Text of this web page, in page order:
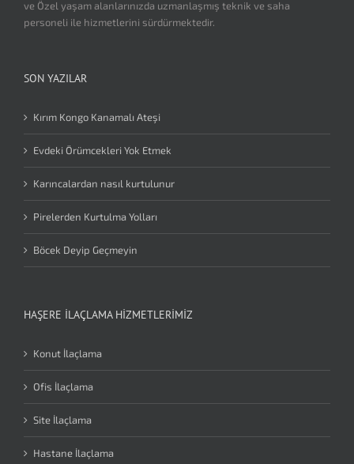
ve Özel yaşam alanlarınızda uzmanlaşmış teknik ve saha
personeli ile hizmetlerini sürdürmektedir.
SON YAZILAR
Kırım Kongo Kanamalı Ateşi
Evdeki Örümcekleri Yok Etmek
Karıncalardan nasıl kurtulunur
Pirelerden Kurtulma Yolları
Böcek Deyip Geçmeyin
HAŞERE İLAÇLAMA HIZMETLERIMIZ
Konut İlaçlama
Ofis İlaçlama
Site İlaçlama
Hastane İlaçlama